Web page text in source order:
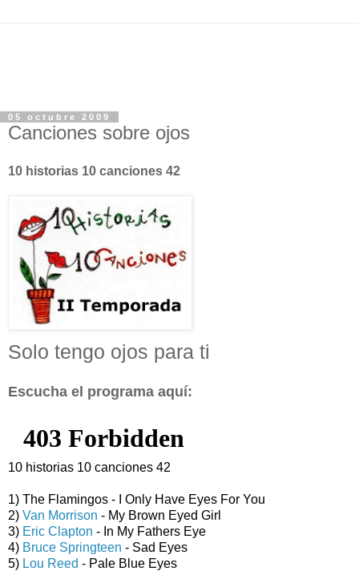
05 octubre 2009
Canciones sobre ojos
10 historias 10 canciones 42
Solo tengo ojos para ti
Escucha el programa aquí:
10 historias 10 canciones 42
1) The Flamingos - I Only Have Eyes For You
2) Van Morrison - My Brown Eyed Girl
3) Eric Clapton - In My Fathers Eye
4) Bruce Springteen - Sad Eyes
5) Lou Reed - Pale Blue Eyes